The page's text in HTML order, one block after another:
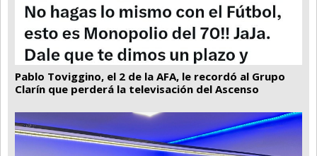
Pablo Toviggino, el 2 de la AFA, le recordó al Grupo
Clarín que perderá la televisación del Ascenso